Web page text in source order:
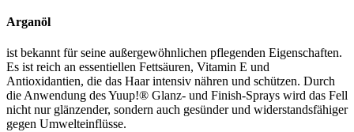
Arganöl
ist bekannt für seine außergewöhnlichen pflegenden Eigenschaften.
Es ist reich an essentiellen Fettsäuren, Vitamin E und
Antioxidantien, die das Haar intensiv nähren und schützen. Durch
die Anwendung des Yuup!® Glanz- und Finish-Sprays wird das Fell
nicht nur glänzender, sondern auch gesünder und widerstandsfähiger
gegen Umwelteinflüsse.